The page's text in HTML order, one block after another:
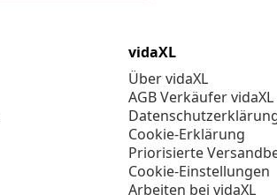
vidaXL
Über vidaXL
AGB Verkäufer vidaXL
Cookie-Erklärung
Priorisierte
Cookie-Einstellungen
Arbeiten bei vidaXL